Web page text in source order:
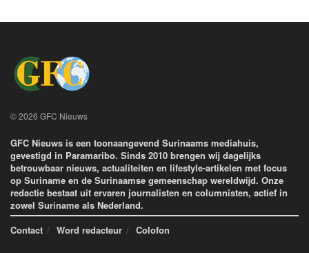
© 2026 GFC Nieuws
GFC Nieuws is een toonaangevend Surinaams mediahuis,
gevestigd in Paramaribo. Sinds 2010 brengen wij dagelijks
betrouwbaar nieuws, actualiteiten en lifestyle-artikelen met focus
op Suriname en de Surinaamse gemeenschap wereldwijd. Onze
redactie bestaat uit ervaren journalisten en columnisten, actief in
zowel Suriname als Nederland.
Contact
Word redacteur Colofon